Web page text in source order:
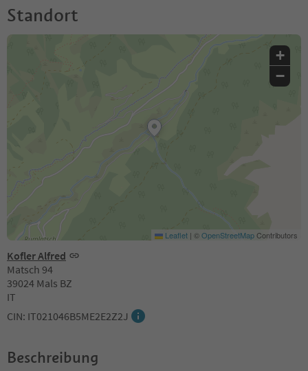
Standort
Kofler Alfred
Matsch 94
39024 Mals BZ
IT
CIN: IT021046B5ME2E2Z2J
+
−
Leaflet | ©OpenStreetMapContributors
Beschreibung